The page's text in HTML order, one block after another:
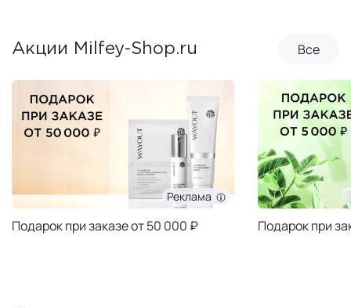
Акции Milfey-Shop.ru Все
Реклама
Подарок при заказе от 50 000 ₽ Подарок при